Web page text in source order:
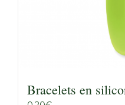
Bracelets en